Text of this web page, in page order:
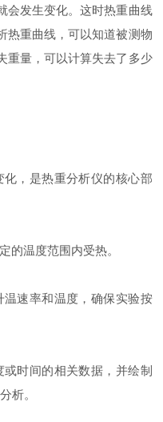
会发生变化。这时热重曲线
热重曲线，可以知道被测物
重量，可以计算失去了多少
，是热重分析仪的核心部
的温度范围内受热。
速率和温度，确保实验按
时间的相关数据，并绘制
析。